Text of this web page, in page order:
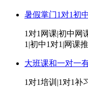
暑假掌门1对1初
1对1网课|初中网
1|初中1对1|网课
大班课和一对一
1对1培训|1对1补